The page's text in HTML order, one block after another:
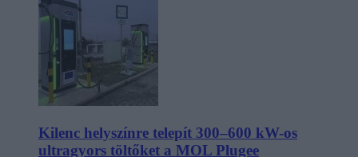
Kilenc helyszínre telepít 300–600 kW-os
ultragyors töltőket a MOL Plugee